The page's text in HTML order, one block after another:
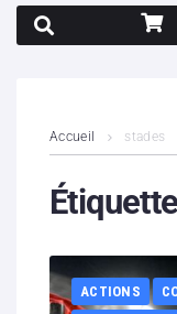
Contenus litigieux
Boutique
Accueil stades
ACTIONS